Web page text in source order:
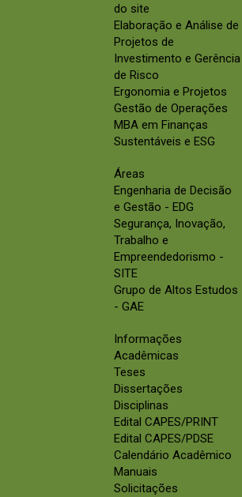
do site
Elaboração e Análise de
Projetos de
Investimento e Gerência
de Risco
Ergonomia e Projetos
Gestão de Operações
MBA em Finanças
Sustentáveis e ESG
Áreas
Engenharia de Decisão
e Gestão - EDG
Segurança, Inovação,
Trabalho e
Empreendedorismo -
SITE
Grupo de Altos Estudos
- GAE
Informações
Acadêmicas
Teses
Dissertações
Disciplinas
Edital CAPES/PRINT
Edital CAPES/PDSE
Calendário Acadêmico
Manuais
Solicitações